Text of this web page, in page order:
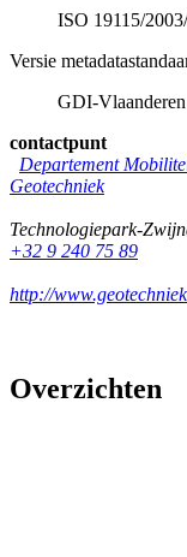
ISO 19115/
Versie
GDI-
contactpunt
Departement
Geotechniek
Technologiepark-
+32 9 240 75 89
http://
Overzichten